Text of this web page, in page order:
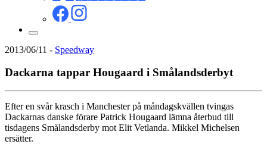
2013/06/11 - Speedway
Dackarna tappar Hougaard i Smålandsderbyt
Efter en svår krasch i Manchester på måndagskvällen tvingas
Dackarnas danske förare Patrick Hougaard lämna återbud till
tisdagens Smålandsderby mot Elit Vetlanda. Mikkel Michelsen
ersätter.